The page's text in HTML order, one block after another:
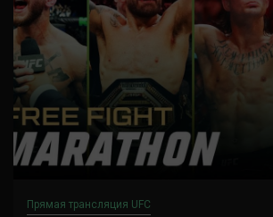
Прямая трансляция UFC